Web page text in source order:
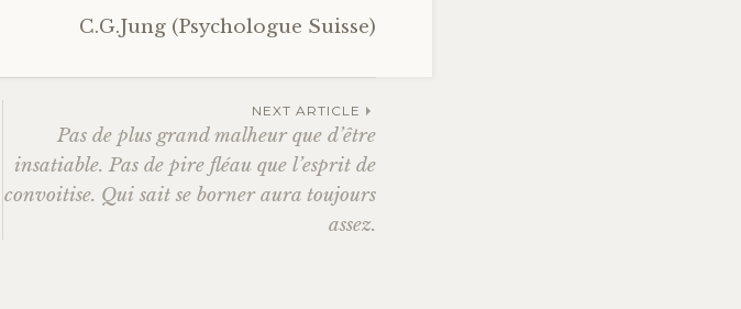
C.G.Jung (Psychologue Suisse)
NEXT ARTICLE
Pas de plus grand malheur que d’être
insatiable. Pas de pire fléau que l’esprit de
convoitise. Qui sait se borner aura toujours
assez.